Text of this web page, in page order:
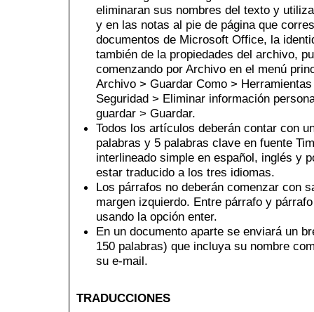
eliminaran sus nombres del texto y
y en las notas al pie de página que
documentos de Microsoft Office, la
también de la propiedades del archivo,
comenzando por Archivo en el menú
Archivo > Guardar Como >
Seguridad > Eliminar información
guardar > Guardar.
Todos los artículos deberán contar con
palabras y 5 palabras clave en fuente
interlineado simple en español, inglés y
estar traducido a los tres idiomas.
Los párrafos no deberán comenzar con
margen izquierdo. Entre párrafo y
usando la opción enter.
En un documento aparte se enviará un
150 palabras) que incluya su nombre
su e-mail.
TRADUCCIONES